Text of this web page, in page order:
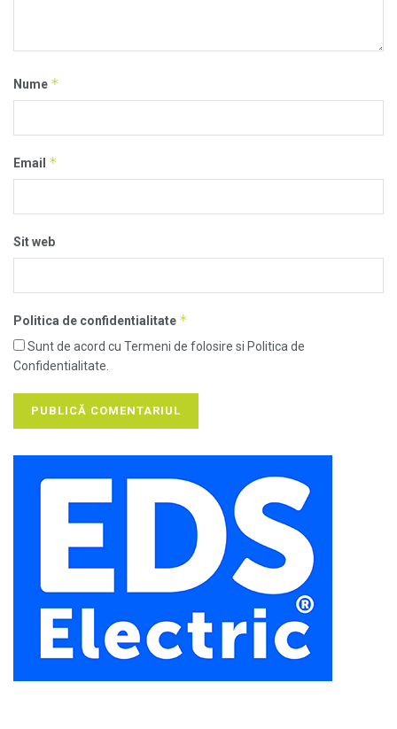
Nume *
Email *
Sit web
Politica de confidentialitate *
Sunt de acord cu Termeni de folosire si Politica de
Confidentialitate.